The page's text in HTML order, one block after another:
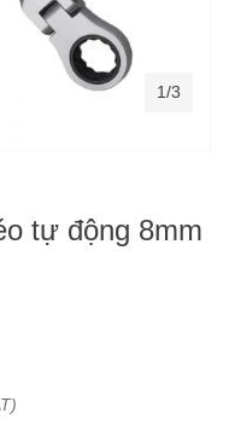
tự động 8mm
1/3